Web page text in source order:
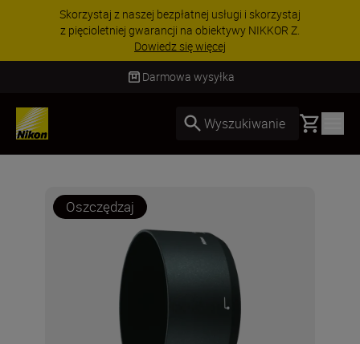
Skorzystaj z naszej bezpłatnej usługi i skorzystaj
z pięcioletniej gwarancji na obiektywy NIKKOR Z.
Dowiedz się więcej
Darmowa wysyłka
Wyszukiwanie Basket
Oszczędzaj